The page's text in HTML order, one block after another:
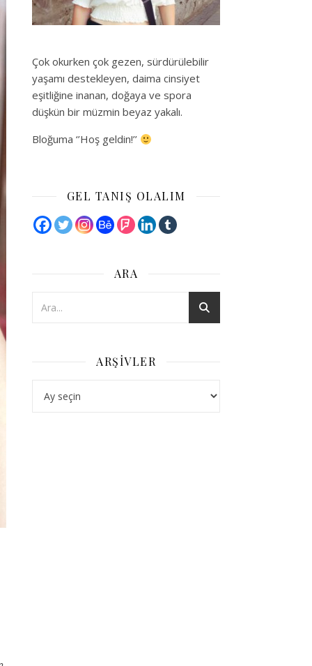
Çok okurken çok gezen, sürdürülebilir
yaşamı destekleyen, daima cinsiyet
eşitliğine inanan, doğaya ve spora
düşkün bir müzmin beyaz yakalı.
Bloğuma ‘’Hoş geldin!’’
GEL TANIŞ OLALIM
ARA
ARŞIVLER